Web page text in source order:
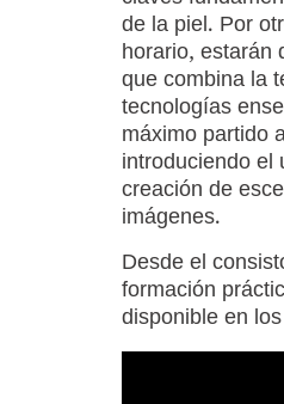
de la piel. Por
horario, estarán
que combina la
tecnologías
máximo partido
introduciendo el
creación de
imágenes.
Desde el
formación
disponible en